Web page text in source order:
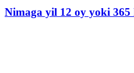
Nimaga yil 12 oy yoki